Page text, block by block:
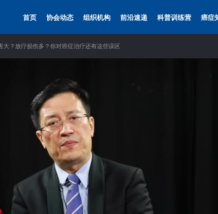
首页 协会动态 组织机构 前沿速递 科普训练营 癌症
大？放疗损伤多？你对癌症治疗还有这些误区